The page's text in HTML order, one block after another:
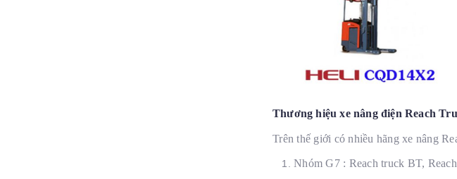
Thương hiệu xe nâng điện Reach
Trên thế giới có nhiều hãng xe nâng
Nhóm G7 : Reach truck BT,